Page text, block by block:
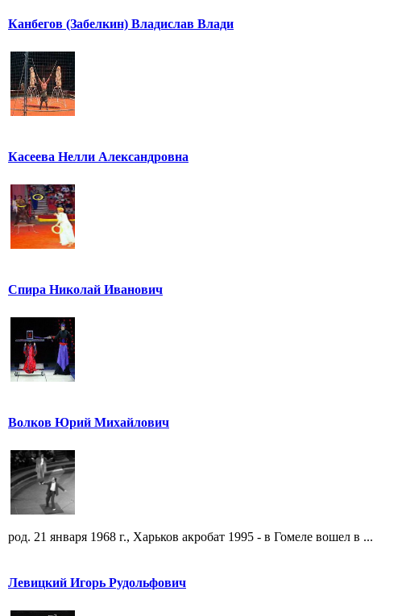
Канбегов (Забелкин) Владислав Влади
Касеева Нелли Александровна
Спира Николай Иванович
Волков Юрий Михайлович
род. 21 января 1968 г., Харьков акробат 1995 - в Гомеле вошел в ...
Левицкий Игорь Рудольфович